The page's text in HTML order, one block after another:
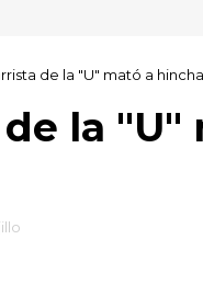
de la "U" mató a
la "U"